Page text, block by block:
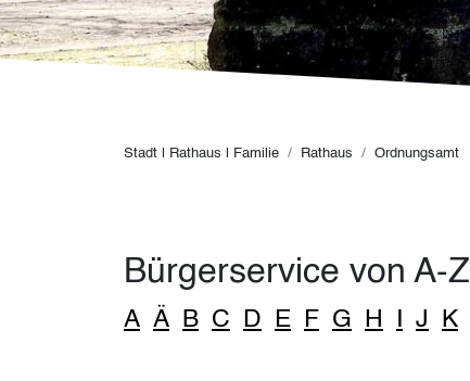
Pfadnavigation
Stadt | Rathaus | Familie Rathaus Ordnungsamt
Bürgerservice von A-Z
A Ä B C D E F G H J K